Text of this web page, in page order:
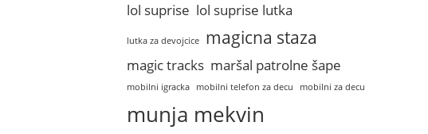
lol suprise lol suprise lutka
lutka za devojcice magicna staza
magic tracks maršal patrolne šape
mobilni igracka mobilni telefon za decu mobilni za decu
munja mekvin